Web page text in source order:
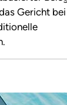
Gericht